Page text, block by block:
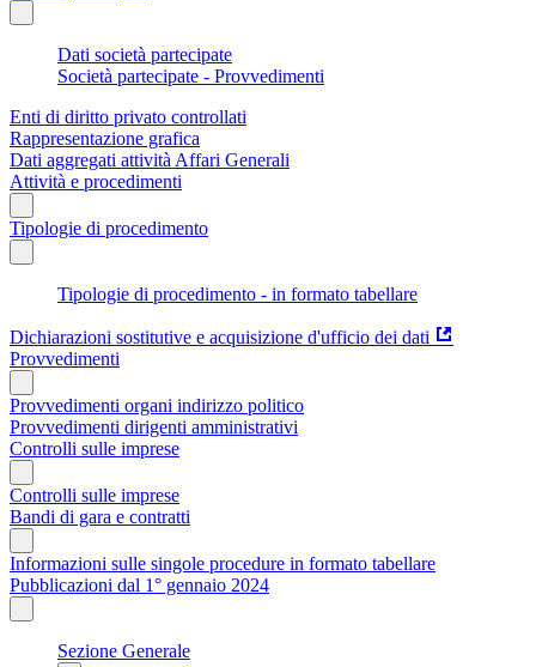
Dati società partecipate
Società partecipate - Provvedimenti
Enti di diritto privato controllati
Rappresentazione grafica
Dati aggregati attività Affari Generali
Attività e procedimenti
Tipologie di procedimento
Tipologie di procedimento - in formato tabellare
Dichiarazioni sostitutive e acquisizione d'ufficio dei dati
Provvedimenti
Provvedimenti organi indirizzo politico
Provvedimenti dirigenti amministrativi
Controlli sulle imprese
Controlli sulle imprese
Bandi di gara e contratti
Informazioni sulle singole procedure in formato tabellare
Pubblicazioni dal 1° gennaio 2024
Sezione Generale